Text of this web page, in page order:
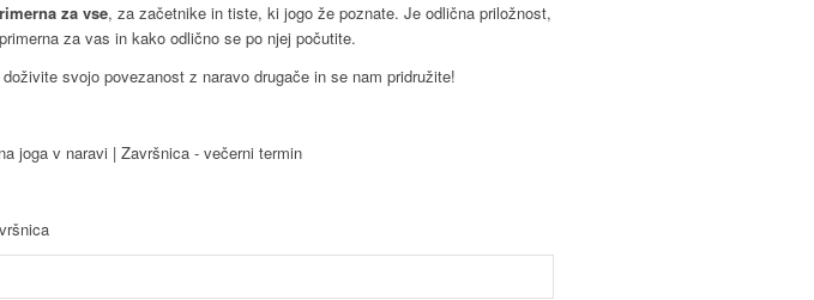
za vse, za začetnike in tiste, ki jogo že poznate. Je odlična priložnost,
za vas in kako odlično se po njej počutite.
svojo povezanost z naravo drugače in se nam pridružite!
joga v naravi | Završnica - večerni termin